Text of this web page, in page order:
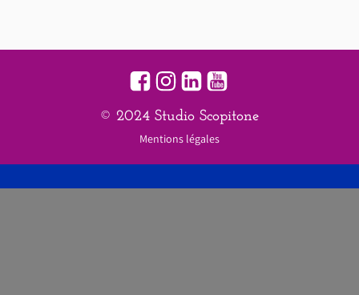
© 2024 Studio Scopitone
Mentions légales